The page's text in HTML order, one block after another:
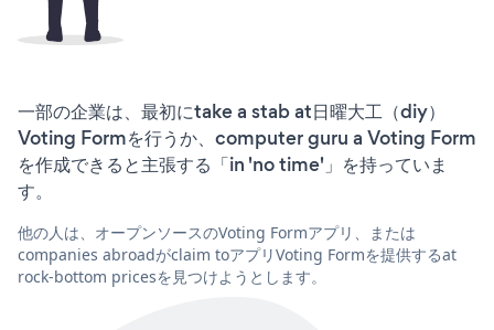
一部の企業は、最初にtake a stab at日曜大工（diy）
Voting Formを行うか、computer guru a Voting Form
を作成できると主張する「in 'no time'」を持っていま
す。
他の人は、オープンソースのVoting Formアプリ、または
companies abroadがclaim toアプリVoting Formを提供するat
rock-bottom pricesを見つけようとします。